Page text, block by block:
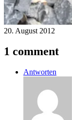
20. August 2012
1 comment
Antworten